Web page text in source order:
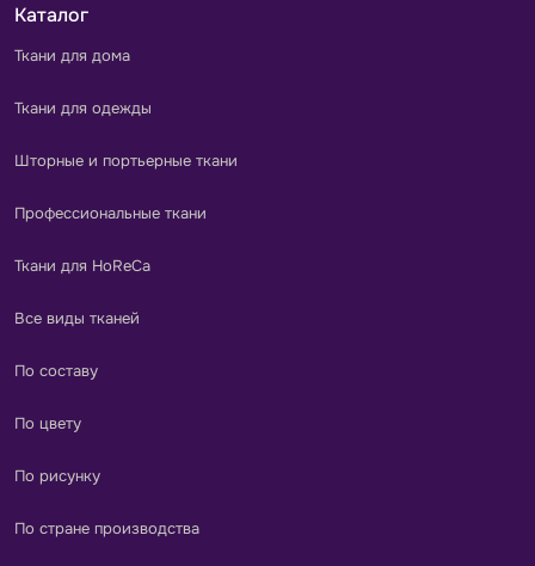
Каталог
Ткани для дома
Ткани для одежды
Шторные и портьерные ткани
Профессиональные ткани
Ткани для HoReCa
Все виды тканей
По составу
По цвету
По рисунку
По стране производства